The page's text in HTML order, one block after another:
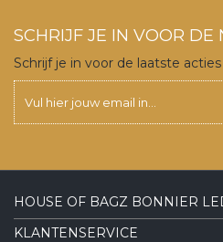
SCHRIJF JE IN VOOR DE
Schrijf je in voor de laatste
HOUSE OF BAGZ BONNIER
KLANTENSERVICE